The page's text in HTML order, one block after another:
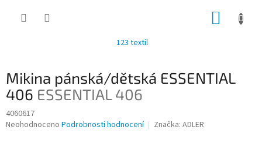
123 textil
Mikina pánská/dětská ESSENTIAL
406 ESSENTIAL 406
4060617
Průměrné
Neohodnoceno Podrobnosti hodnocení Značka: ADLER